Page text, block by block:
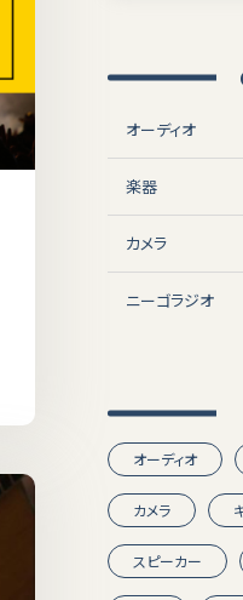
オーディオ
楽器
カメラ
ニーゴラジオ
オーディオ
カメラ
スピーカー